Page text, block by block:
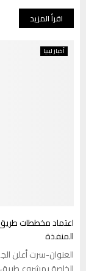
اقرأ المزيد
أخبار ليبيا
اعتماد مخططات
المنفذة
العنوان-سرت أعلن